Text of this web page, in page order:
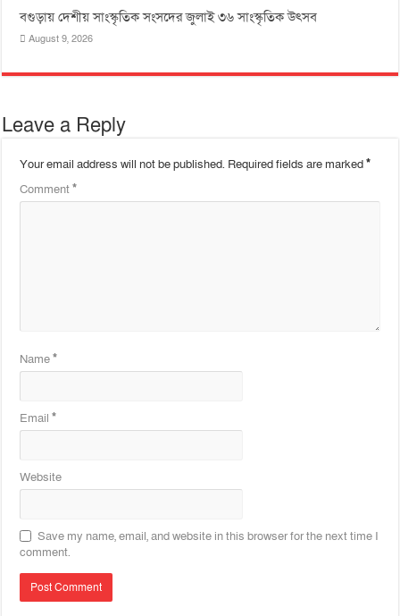
বগুড়ায় দেশীয় সাংস্কৃতিক সংসদের জুলাই ৩৬ সাংস্কৃতিক উৎসব
August 9, 2026
Leave a Reply
Your email address will not be published. Required fields are marked*
Comment*
Name*
Email*
Website
Save my name, email, and website in this browser for the next time I
comment.